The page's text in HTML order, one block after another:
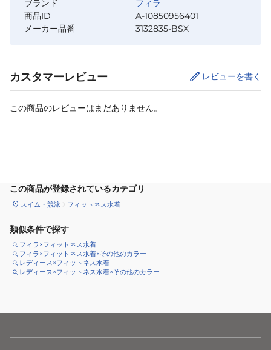
ブランド
フィラ
商品ID
A-10850956401
メーカー品番
3132835-BSX
カスタマーレビュー レビューを書く
この商品のレビューはまだありません。
この商品が登録されているカテゴリ
スイム・競泳 フィットネス水着
類似条件で探す
フィラ×フィットネス水着
フィラ×フィットネス水着×その他のカラー
レディース×フィットネス水着
レディース×フィットネス水着×その他のカラー